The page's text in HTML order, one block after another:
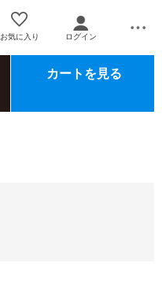
お気に入り ログイン
カートを見る